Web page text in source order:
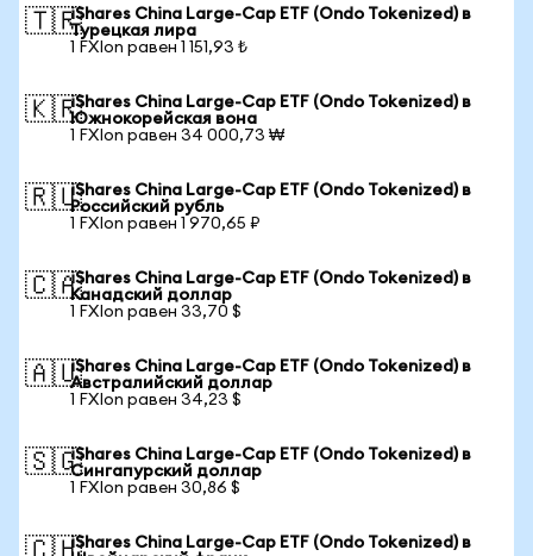
🇹🇷iShares China Large-Cap ETF (Ondo Tokenized) в
Турецкая лира
1 FXIon равен 1 151,93 ₺
🇰🇷iShares China Large-Cap ETF (Ondo Tokenized) в
Южнокорейская вона
1 FXIon равен 34 000,73 ₩
🇷🇺iShares China Large-Cap ETF (Ondo Tokenized) в
Российский рубль
1 FXIon равен 1 970,65 ₽
🇨🇦iShares China Large-Cap ETF (Ondo Tokenized) в
Канадский доллар
1 FXIon равен 33,70 $
🇦🇺iShares China Large-Cap ETF (Ondo Tokenized) в
Австралийский доллар
1 FXIon равен 34,23 $
🇸🇬iShares China Large-Cap ETF (Ondo Tokenized) в
Сингапурский доллар
1 FXIon равен 30,86 $
iShares China Large-Cap ETF (Ondo Tokenized) в